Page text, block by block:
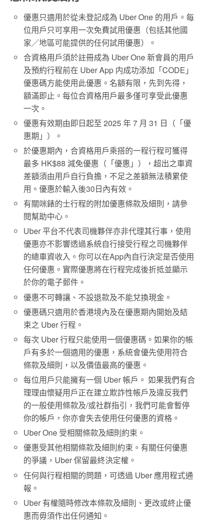
優惠只適用於從未登記成為 Uber One 的用戶。每
位用戶只可享用一次免費試用優惠（包括其他國
家／地區可能提供的任何試用優惠）。
合資格用戶須於註冊成為 Uber One 新會員的用戶
及預約行程前在 Uber App 内成功添加「CODE」
優惠碼方能使用此優惠。名額有限，先到先得，
額滿即止。每位合資格用戶最多僅可享受此優惠
一次。
優惠有效期由即日起至 2025 年 7 月 31 日（「優
惠期」）。
於優惠期內，合資格用戶乘搭的一程行程可獲得
最多 HK$88 減免優惠（「優惠」），超出之車資
差額須由用戶自行負擔，不足之差額無法積累使
用。優惠於輸入後30日內有效。
有關咪錶的士行程的附加優惠條款及細則，請參
閱幫助中心。
Uber 平台不代表司機夥伴亦非代理其行事，使用
優惠亦不影響透過系統自行接受行程之司機夥伴
的總車資收入。你可以在App內自行決定是否使用
任何優惠。實際優惠將在行程完成後折抵並顯示
於你的電子郵件。
優惠不可轉讓、不設退款及不能兌換現金。
優惠碼只適用於香港境內及在優惠期內開始及結
束之 Uber 行程。
每次 Uber 行程只能使用一個優惠碼。如果你的帳
戶有多於一個適用的優惠，系統會優先使用符合
條款及細則，以及價值最高的優惠。
每位用戶只能擁有一個 Uber 帳戶。 如果我們有合
理理由懷疑用戶正在建立欺詐性帳戶及違反我們
的一般使用條款及/或社群指引，我們可能會暫停
你的帳戶，你亦會失去使用任何優惠的資格。
Uber One 受相關條款及細則約束。
優惠受其他相關條款及細則約束。有關任何優惠
的爭議，Uber 保留最終決定權。
任何與行程相關的問題，可透過 Uber 應用程式通
報。
Uber 有權隨時修改本條款及細則、更改或終止優
惠而毋須作出任何通知。